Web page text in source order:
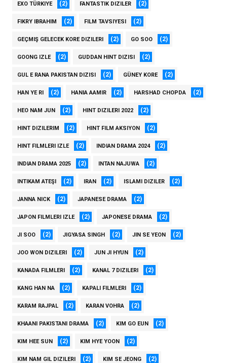
EXO TÜRKIYE (2) FANTASTIK DIZILER (2)
FIKRY IBRAHIM (2) FILM TAVSIYESI (2)
GEÇMIŞ GELECEK KORE DIZILERI (2) GO SOO (2)
GOONG IZLE (2) GUDDAN HINT DIZISI (2)
GUL E RANA PAKISTAN DIZISI (2) GÜNEY KORE (2)
HAN YE RI (2) HANIA AAMIR (2) HARSHAD CHOPDA (2)
HEO NAM JUN (2) HINT DIZILERI 2022 (2)
HINT DIZILERIM (2) HINT FILM AKSIYON (2)
HINT FILMLERI IZLE (2) INDIAN DRAMA 2024 (2)
INDIAN DRAMA 2025 (2) INTAN NAJUWA (2)
INTIKAM ATEŞI (2) IRAN (2) ISLAMI DIZILER (2)
JANNA NICK (2) JAPANESE DRAMA (2)
JAPON FILMLERI IZLE (2) JAPONESE DRAMA (2)
JI SOO (2) JIGYASA SINGH (2) JIN SE YEON (2)
JOO WON DIZILERI (2) JUN JI HYUN (2)
KANADA FILMLERI (2) KANAL 7 DIZILERI (2)
KANG HAN NA (2) KAPALI FILMLERI (2)
KARAM RAJPAL (2) KARAN VOHRA (2)
KHAANI PAKISTANI DRAMA (2) KIM GO EUN (2)
KIM HEE SUN (2) KIM HYE YOON (2)
KIM NAM GIL DIZILERI (2) KIM SE JEONG (2)